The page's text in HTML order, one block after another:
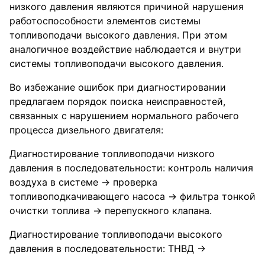
низкого давления являются причиной нарушения
работоспособности элементов системы
топливоподачи высокого давления. При этом
аналогичное воздействие наблюдается и внутри
системы топливоподачи высокого давления.
Во избежание ошибок при диагностировании
предлагаем порядок поиска неисправностей,
связанных с нарушением нормального рабочего
процесса дизельного двигателя:
Диагностирование топливоподачи низкого
давления в последовательности: контроль наличия
воздуха в системе → проверка
топливоподкачивающего насоса → фильтра тонкой
очистки топлива → перепускного клапана.
Диагностирование топливоподачи высокого
давления в последовательности: ТНВД →